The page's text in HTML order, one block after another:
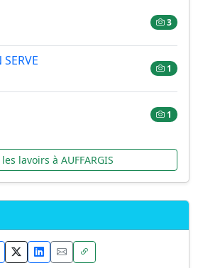
3
1
1
lavoirs à AUFFARGIS